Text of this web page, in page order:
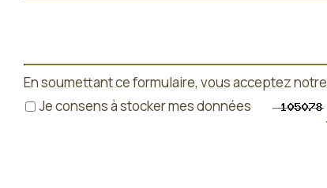
En soumettant ce formulaire, vous acceptez notre
Je consens à stocker mes données